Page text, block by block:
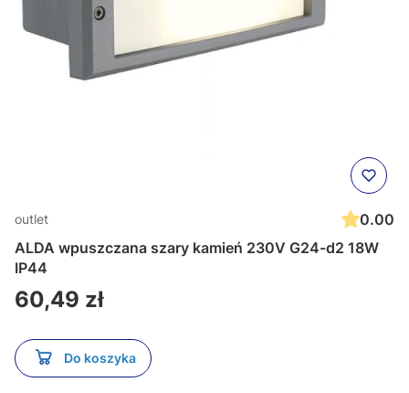
outlet
0.00
ALDA wpuszczana szary kamień 230V G24-d2 18W
IP44
Cena
60,49 zł
Do koszyka